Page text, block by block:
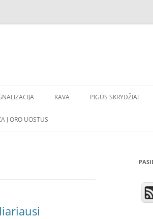
KAVA PIGŪS SKRYDŽIAI
Į ORO UOSTUS